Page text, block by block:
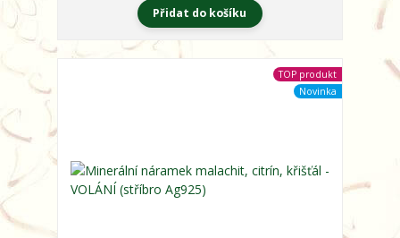
Přidat do košíku
TOP produkt
Novinka